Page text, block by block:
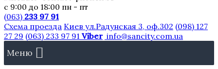
с 9:00 до 18:00 пн - пт
(063) 233 97 91
Схема проезда Киев ул.Радунская 3, оф.302 (098) 127
27 29 (063) 233 97 91 Viber info@sancity.com.ua
Меню